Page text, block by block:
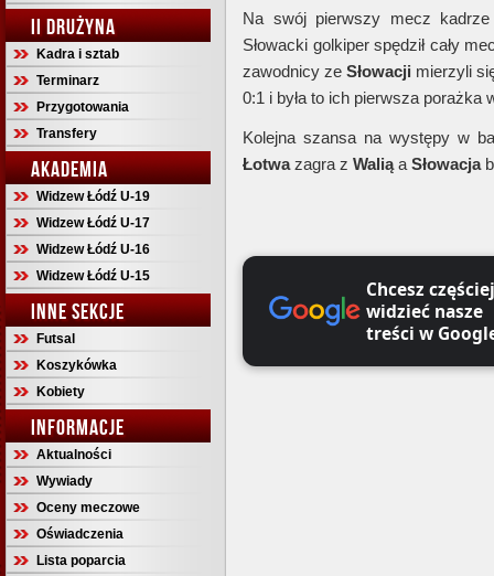
II DRUŻYNA
Kadra i sztab
Terminarz
Przygotowania
Transfery
AKADEMIA
Widzew Łódź U-19
Widzew Łódź U-17
Widzew Łódź U-16
Widzew Łódź U-15
INNE SEKCJE
Futsal
Koszykówka
Kobiety
INFORMACJE
Aktualności
Wywiady
Oceny meczowe
Oświadczenia
Lista poparcia
Na swój pierwszy mecz
Słowacki golkiper spędził cały
zawodnicy zeSłowacji mierzyli
0:1 i była to ich pierwsza porażka
Kolejna szansa na występy w
Łotwazagra z Waliąa Słowacja
Chcesz częściej
widzieć nasze
treści w